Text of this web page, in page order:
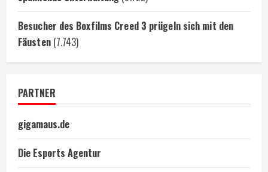
Besucher des Boxfilms Creed 3 prügeln sich mit den
Fäusten (7.743)
PARTNER
gigamaus.de
Die Esports Agentur